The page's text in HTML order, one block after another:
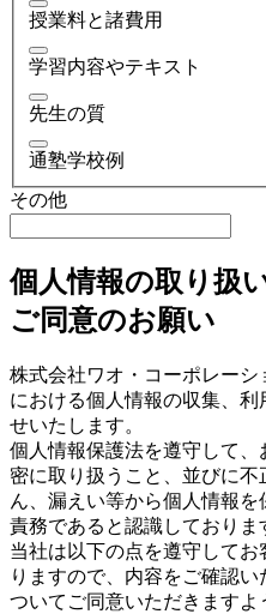
授業料と諸費用
学習内容やテキスト
先生の質
通塾学校例
その他
個人情報の取り扱
ご同意のお願い
株式会社ワオ・コーポレー
における個人情報の収集、
せいたします。
個人情報保護法を遵守して
密に取り扱うこと、並びに
ん、漏えい等から個人情報
責務であると認識しておりま
当社は以下の点を遵守して
りますので、内容をご確認
ついてご同意いただきますよ